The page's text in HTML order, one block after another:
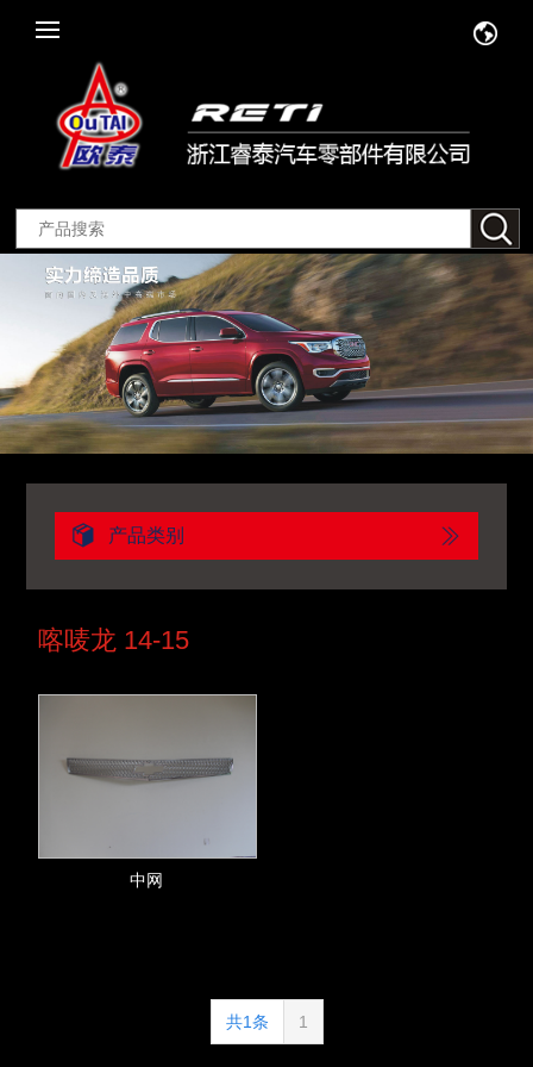
产品类别
喀唛龙 14-15
中网
共1条 1